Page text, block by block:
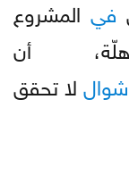
في المشروع
أن
شواللا تحقق